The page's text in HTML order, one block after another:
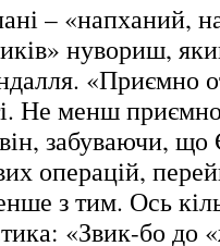
– «напханий,
нувориш,
«Приємно
Не менш
забуваючи, що
операцій,
з тим. Ось
«Звик-бо до